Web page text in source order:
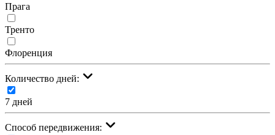
Прага
Тренто
Флоренция
Количество дней:
7 дней
Cпособ передвижения: